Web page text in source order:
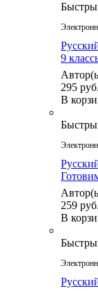
9
295 руб.
В
259 руб.
В